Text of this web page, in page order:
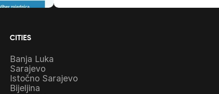
CITIES
Banja Luka
Sarajevo
Istočno Sarajevo
Bijeljina